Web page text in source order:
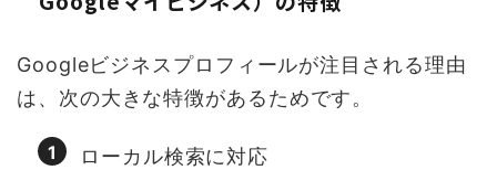
Googleビジネスプロフィールが注目される理由
は、次の大きな特徴があるためです。
ローカル検索に対応